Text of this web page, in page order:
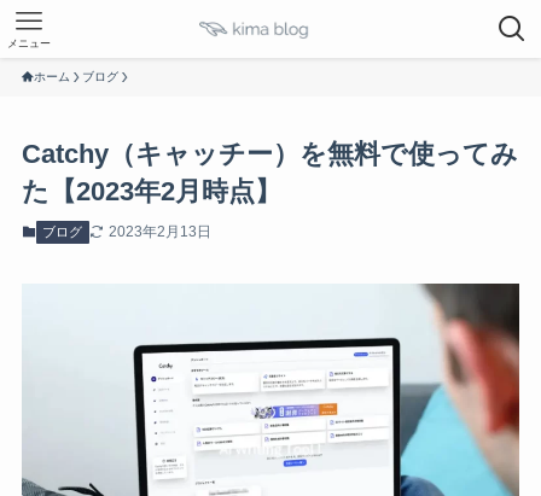
メニュー
ホーム ブログ
Catchy（キャッチー）を無料で使ってみ
た【2023年2月時点】
ブログ 2023年2月13日